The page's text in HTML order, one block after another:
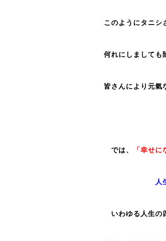
このようにタニシ
何れにしましても
皆さんにより元氣
では、 「幸せ
人
いわゆる人生の